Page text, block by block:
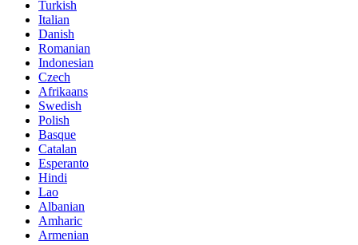
Turkish
Italian
Danish
Romanian
Indonesian
Czech
Afrikaans
Swedish
Polish
Basque
Catalan
Esperanto
Hindi
Lao
Albanian
Amharic
Armenian